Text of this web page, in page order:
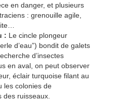
en danger, et plusieurs
: grenouille agile,
: Le cincle plongeur
d’eau”) bondit de galets
d’insectes
en aval, on peut observer
éclair turquoise filant au
les colonies de
des ruisseaux.